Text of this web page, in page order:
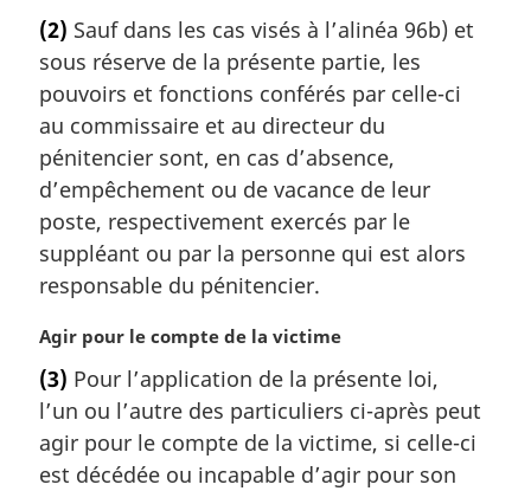
t
e
m
a
g
i
n
a
e
:
(2) Sauf dans les cas visés à l’alinéa 96b) et
sous réserve de la présente partie, les
pouvoirs et fonctions conférés par celle-ci
au commissaire et au directeur du
pénitencier sont, en cas d’absence,
d’empêchement ou de vacance de leur
poste, respectivement exercés par le
suppléant ou par la personne qui est alors
responsable du pénitencier.
N
t
e
m
a
Agir pour le compte de la victime
(3) Pour l’application de la présente loi,
l’un ou l’autre des particuliers ci-après peut
agir pour le compte de la victime, si celle-ci
est décédée ou incapable d’agir pour son